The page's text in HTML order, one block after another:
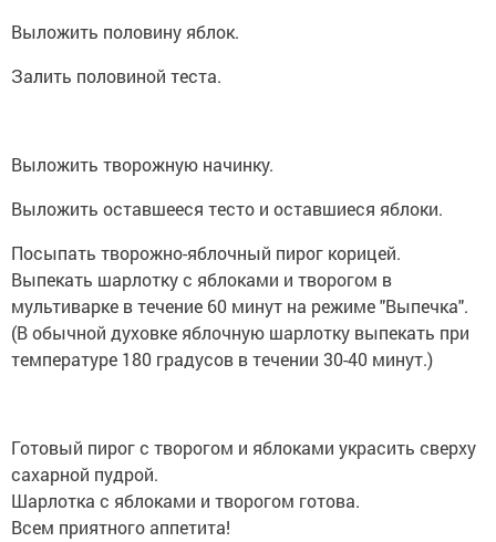
Выложить половину яблок.
Залить половиной теста.
Выложить творожную начинку.
Выложить оставшееся тесто и оставшиеся яблоки.
Посыпать творожно-яблочный пирог корицей.
Выпекать шарлотку с яблоками и творогом в
мультиварке в течение 60 минут на режиме "Выпечка".
(В обычной духовке яблочную шарлотку выпекать при
температуре 180 градусов в течении 30-40 минут.)
Готовый пирог с творогом и яблоками украсить сверху
сахарной пудрой.
Шарлотка с яблоками и творогом готова.
Всем приятного аппетита!